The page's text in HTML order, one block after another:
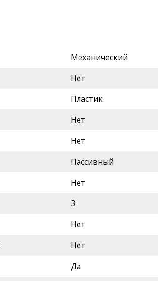
Механический
Нет
Пластик
Нет
Нет
Пассивный
Нет
3
Нет
Нет
Да